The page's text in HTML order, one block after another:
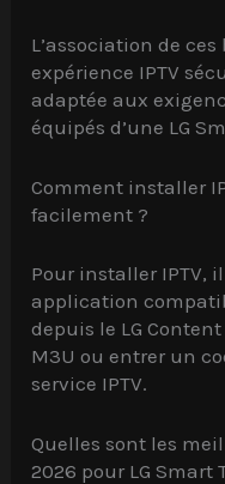
L’association de
expérience IPTV
adaptée aux
équipés d’une LG
Comment installer
facilement ?
Pour installer IPTV,
application
depuis le LG
M3U ou entrer un
service IPTV.
Quelles sont les
2026 pour LG Smart